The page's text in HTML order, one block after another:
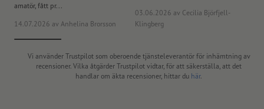
amatör, fått pr...
14.07.2026 av Anhelina Brorsson
03.06.2026 av Cecilia Björfjell-
Klingberg
Vi använder Trustpilot som oberoende tjänsteleverantör för inhämtning av
recensioner. Vilka åtgärder Trustpilot vidtar, för att säkerställa, att det
handlar om äkta recensioner, hittar du här.